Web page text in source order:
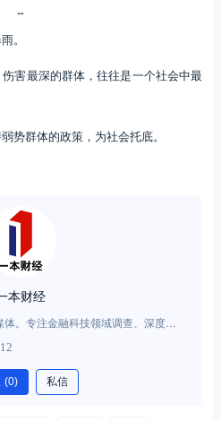
。
害最深的群体，往往是一个社会中最
势群体的政策，为社会托底。
本财经
。专注金融科技领域调查、深度、
解析。不生产碎片化新闻，只出品
12
(0) 私信